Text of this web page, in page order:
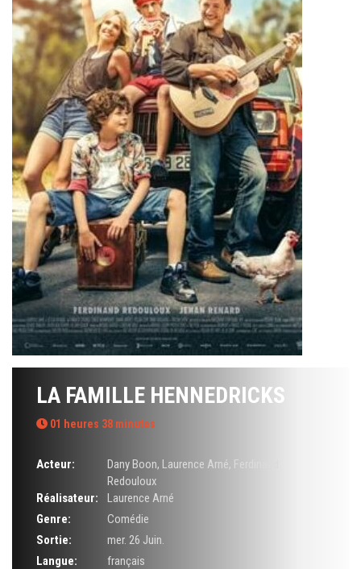
LA FAMILLE HENNEDRICKS
01 heures 38 minutes
Acteur: Dany Boon, Laurence Arné, Ferdinand
Redouloux
Réalisateur:
Laurence Arné
Genre:
Comédie
Sortie:
mer. 26 Juin.
Langue:
français